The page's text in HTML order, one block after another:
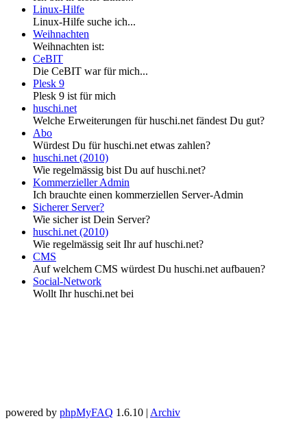
Linux-Hilfe
Linux-Hilfe suche ich...
Weihnachten
Weihnachten ist:
CeBIT
Die CeBIT war für mich...
Plesk 9
Plesk 9 ist für mich
huschi.net
Welche Erweiterungen für huschi.net fändest Du gut?
Abo
Würdest Du für huschi.net etwas zahlen?
huschi.net (2010)
Wie regelmässig bist Du auf huschi.net?
Kommerzieller Admin
Ich brauchte einen kommerziellen Server-Admin
Sicherer Server?
Wie sicher ist Dein Server?
huschi.net (2010)
Wie regelmässig seit Ihr auf huschi.net?
CMS
Auf welchem CMS würdest Du huschi.net aufbauen?
Social-Network
Wollt Ihr huschi.net bei
powered by phpMyFAQ 1.6.10 | Archiv